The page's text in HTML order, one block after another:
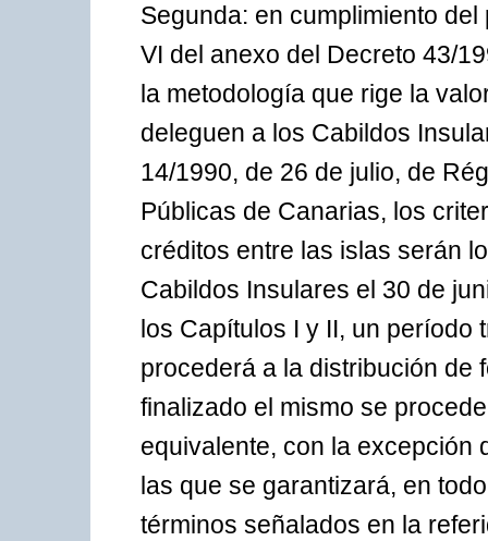
Segunda: en cumplimiento
VI del anexo del Decreto 43/
la metodología que rige la
deleguen a los Cabildos
14/1990, de 26 de julio, de
Públicas de Canarias, los
créditos entre las islas serán
Cabildos Insulares el 30 de
los Capítulos I y II, un período
procederá a la distribución de
finalizado el mismo se
equivalente, con la excepción
las que se garantizará, en
términos señalados en la